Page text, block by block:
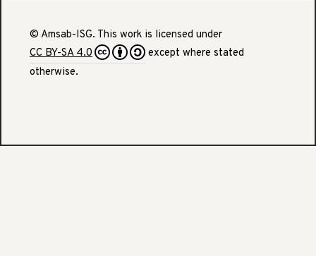
© Amsab-ISG. This work is licensed under
CC BY-SA 4.0
except where stated
otherwise.